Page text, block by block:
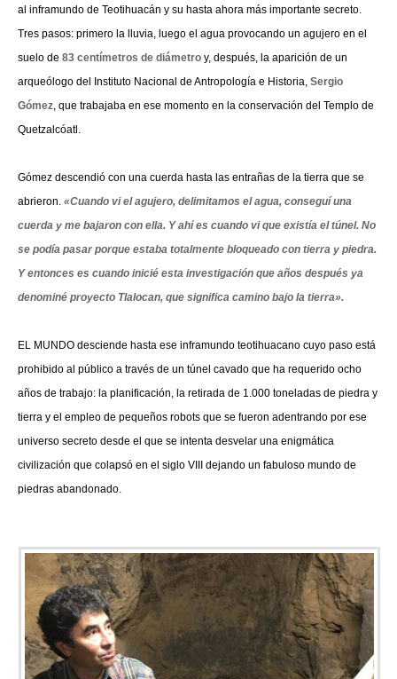
al inframundo de Teotihuacán y su hasta ahora más importante secreto.
Tres pasos: primero la lluvia, luego el agua provocando un agujero en el
suelo de 83 centímetros de diámetro y, después, la aparición de un
arqueólogo del Instituto Nacional de Antropología e Historia, Sergio
Gómez, que trabajaba en ese momento en la conservación del Templo de
Quetzalcóatl.
Gómez descendió con una cuerda hasta las entrañas de la tierra que se
abrieron. «Cuando vi el agujero, delimitamos el agua, conseguí una
cuerda y me bajaron con ella. Y ahí es cuando vi que existía el túnel. No
se podía pasar porque estaba totalmente bloqueado con tierra y piedra.
Y entonces es cuando inicié esta investigación que años después ya
denominé proyecto Tlalocan, que significa camino bajo la tierra».
EL MUNDO desciende hasta ese inframundo teotihuacano cuyo paso está
prohibido al público a través de un túnel cavado que ha requerido ocho
años de trabajo: la planificación, la retirada de 1.000 toneladas de piedra y
tierra y el empleo de pequeños robots que se fueron adentrando por ese
universo secreto desde el que se intenta desvelar una enigmática
civilización que colapsó en el siglo VIII dejando un fabuloso mundo de
piedras abandonado.